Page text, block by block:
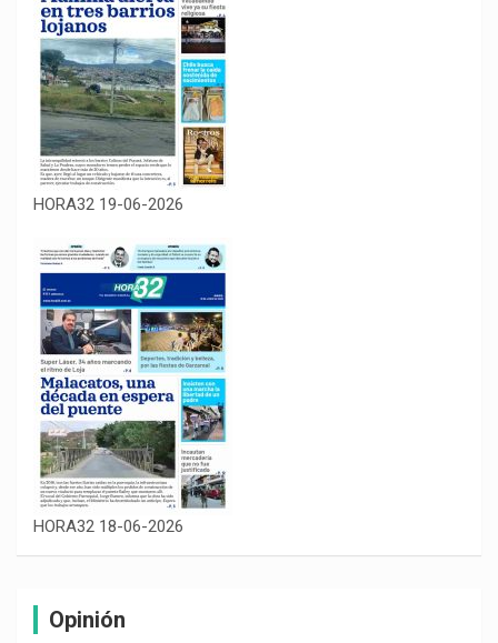
HORA32 19-06-2026
HORA32 18-06-2026
Opinión